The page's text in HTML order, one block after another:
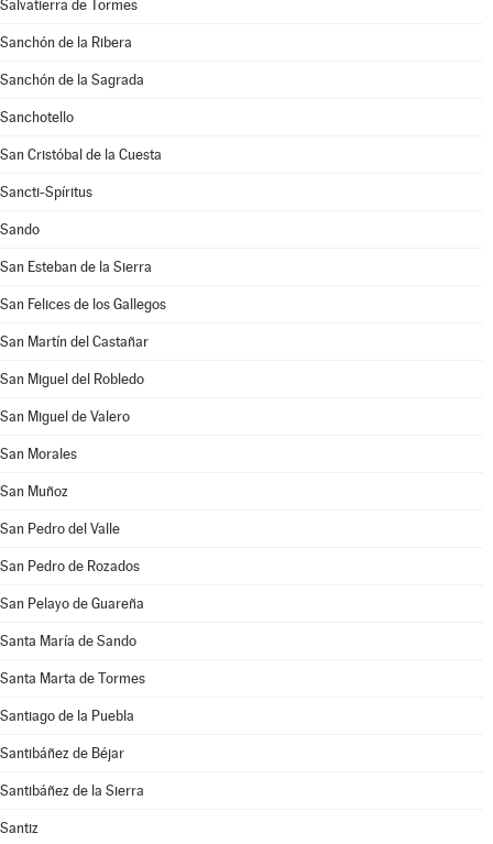
Salvatierra de Tormes
Sanchón de la Ribera
Sanchón de la Sagrada
Sanchotello
San Cristóbal de la Cuesta
Sancti-Spíritus
Sando
San Esteban de la Sierra
San Felices de los Gallegos
San Martín del Castañar
San Miguel del Robledo
San Miguel de Valero
San Morales
San Muñoz
San Pedro del Valle
San Pedro de Rozados
San Pelayo de Guareña
Santa María de Sando
Santa Marta de Tormes
Santiago de la Puebla
Santibáñez de Béjar
Santibáñez de la Sierra
Santiz